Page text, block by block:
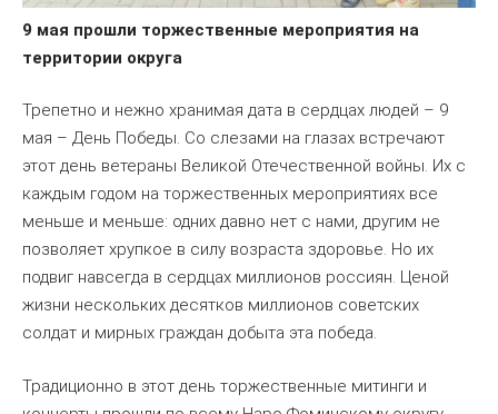
9 мая прошли торжественные мероприятия на
территории округа
Трепетно и нежно хранимая дата в сердцах людей – 9
мая – День Победы. Со слезами на глазах встречают
этот день ветераны Великой Отечественной войны. Их с
каждым годом на торжественных мероприятиях все
меньше и меньше: одних давно нет с нами, другим не
позволяет хрупкое в силу возраста здоровье. Но их
подвиг навсегда в сердцах миллионов россиян. Ценой
жизни нескольких десятков миллионов советских
солдат и мирных граждан добыта эта победа.
Традиционно в этот день торжественные митинги и